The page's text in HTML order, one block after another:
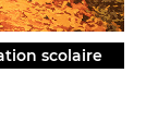
scolaire